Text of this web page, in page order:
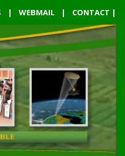
| WEBMAIL | CONTACT |